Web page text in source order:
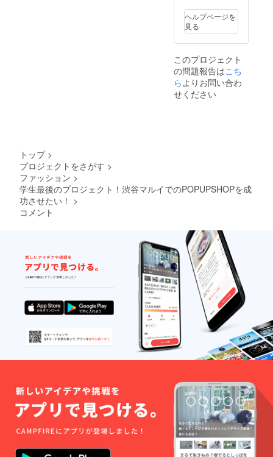
セサ
リーの
リター
ンにな
のでご
了承下
さい。
ヘルプページを
見る
このプロジェクト
の問題報告はこち
ら よりお問い合わ
せください
トップ >
プロジェクトをさがす >
ファッション >
学生最後のプロジェクト！渋谷マルイでのPOPUPSHOPを成
功させたい！ >
コメント